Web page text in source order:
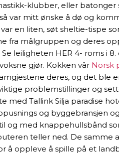
klubber, eller batonger
mitt ønske å dø og
en liten, søt sheltie-tispe
fra målgruppen og deres
leiligheten HER 4- roms i
gjør. Kokken vår Norsk
deres, og det
problemstillinger og
med Tallink Silja paradise
og byggebransjen
og med knappehullsbånd
teller ned. De samme
å oppleve å spille på et